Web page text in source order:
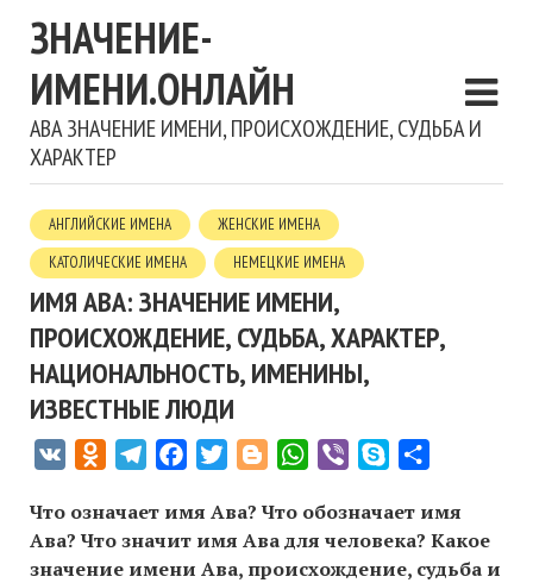
ЗНАЧЕНИЕ-
ИМЕНИ.ОНЛАЙН
АВА ЗНАЧЕНИЕ ИМЕНИ, ПРОИСХОЖДЕНИЕ, СУДЬБА И
ХАРАКТЕР
АНГЛИЙСКИЕ ИМЕНА
ЖЕНСКИЕ ИМЕНА
КАТОЛИЧЕСКИЕ ИМЕНА
НЕМЕЦКИЕ ИМЕНА
ИМЯ АВА: ЗНАЧЕНИЕ ИМЕНИ,
ПРОИСХОЖДЕНИЕ, СУДЬБА, ХАРАКТЕР,
НАЦИОНАЛЬНОСТЬ, ИМЕНИНЫ,
ИЗВЕСТНЫЕ ЛЮДИ
VK Odnoklassniki
TelegramFacebookTwitterBloggerWhatsApp
Viber Skype
Что означает имя Ава? Что обозначает имя
Ава? Что значит имя Ава для человека? Какое
значение имени Ава, происхождение, судьба и